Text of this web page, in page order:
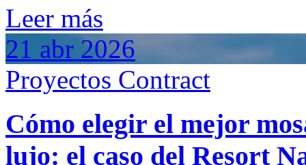
Leer más
21 abr 2026
Proyectos Contract
Cómo elegir el mejor
lujo: el caso del Resort